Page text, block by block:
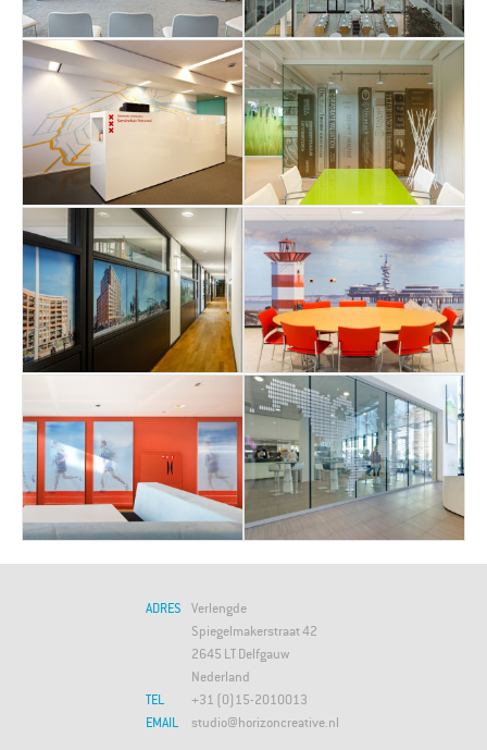
ADRES
TEL
EMAIL
Verlengde
Spiegelmakerstraat 42
2645 LT Delfgauw
Nederland
+31 (0)15-2010013
studio@horizoncreative.nl